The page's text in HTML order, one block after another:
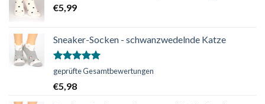
€5,99
Sneaker-Socken - schwanzwedelnde Katze
Bewertet
von 5
geprüfte Gesamtbewertungen
€5,98